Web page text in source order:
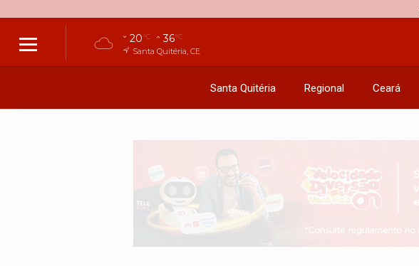
20°C 36°C
Santa Quitéria, CE
Santa Quitéria Regional Ceará